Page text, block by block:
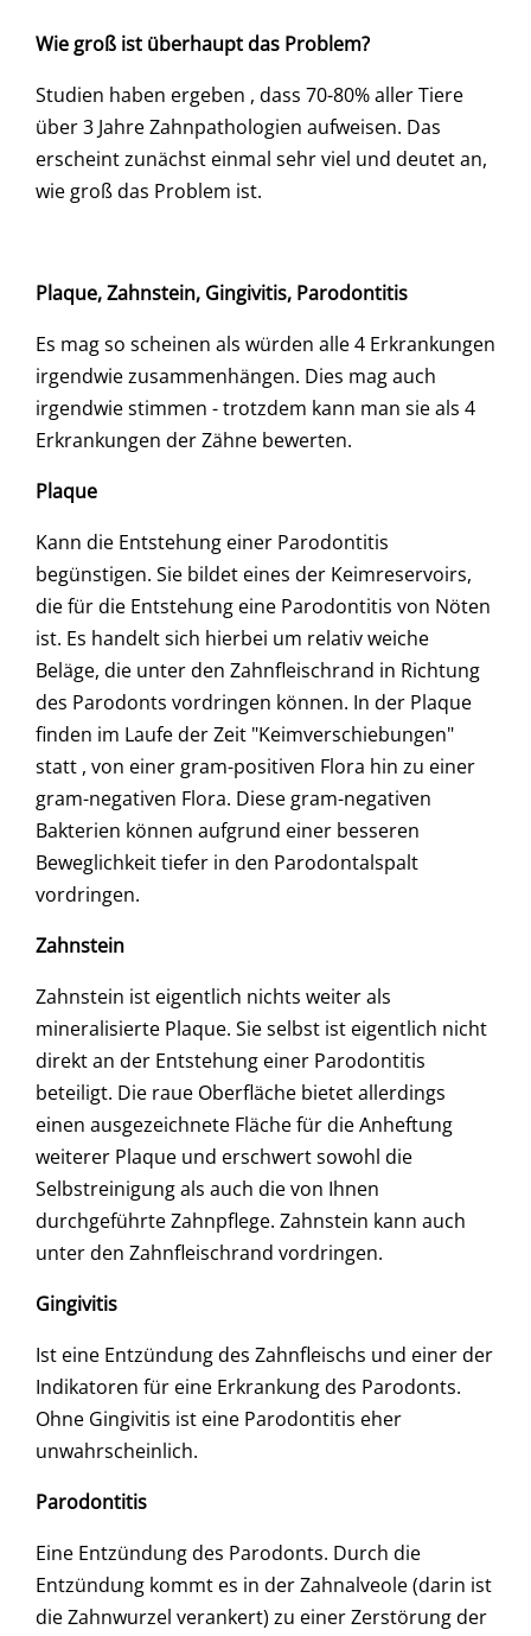
Wie groß ist überhaupt das Problem?
Studien haben ergeben , dass 70-80% aller Tiere
über 3 Jahre Zahnpathologien aufweisen. Das
erscheint zunächst einmal sehr viel und deutet an,
wie groß das Problem ist.
Plaque, Zahnstein, Gingivitis, Parodontitis
Es mag so scheinen als würden alle 4 Erkrankungen
irgendwie zusammenhängen. Dies mag auch
irgendwie stimmen - trotzdem kann man sie als 4
Erkrankungen der Zähne bewerten.
Plaque
Kann die Entstehung einer Parodontitis
begünstigen. Sie bildet eines der Keimreservoirs,
die für die Entstehung eine Parodontitis von Nöten
ist. Es handelt sich hierbei um relativ weiche
Beläge, die unter den Zahnfleischrand in Richtung
des Parodonts vordringen können. In der Plaque
finden im Laufe der Zeit "Keimverschiebungen"
statt , von einer gram-positiven Flora hin zu einer
gram-negativen Flora. Diese gram-negativen
Bakterien können aufgrund einer besseren
Beweglichkeit tiefer in den Parodontalspalt
vordringen.
Zahnstein
Zahnstein ist eigentlich nichts weiter als
mineralisierte Plaque. Sie selbst ist eigentlich nicht
direkt an der Entstehung einer Parodontitis
beteiligt. Die raue Oberfläche bietet allerdings
einen ausgezeichnete Fläche für die Anheftung
weiterer Plaque und erschwert sowohl die
Selbstreinigung als auch die von Ihnen
durchgeführte Zahnpflege. Zahnstein kann auch
unter den Zahnfleischrand vordringen.
Gingivitis
Ist eine Entzündung des Zahnfleischs und einer der
Indikatoren für eine Erkrankung des Parodonts.
Ohne Gingivitis ist eine Parodontitis eher
unwahrscheinlich.
Parodontitis
Eine Entzündung des Parodonts. Durch die
Entzündung kommt es in der Zahnalveole (darin ist
die Zahnwurzel verankert) zu einer Zerstörung der